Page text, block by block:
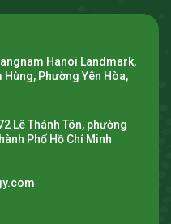
Hanoi Landmark,
Hùng, Phường Yên Hòa,
Lê Thánh Tôn, phường
Phố Hồ Chí Minh